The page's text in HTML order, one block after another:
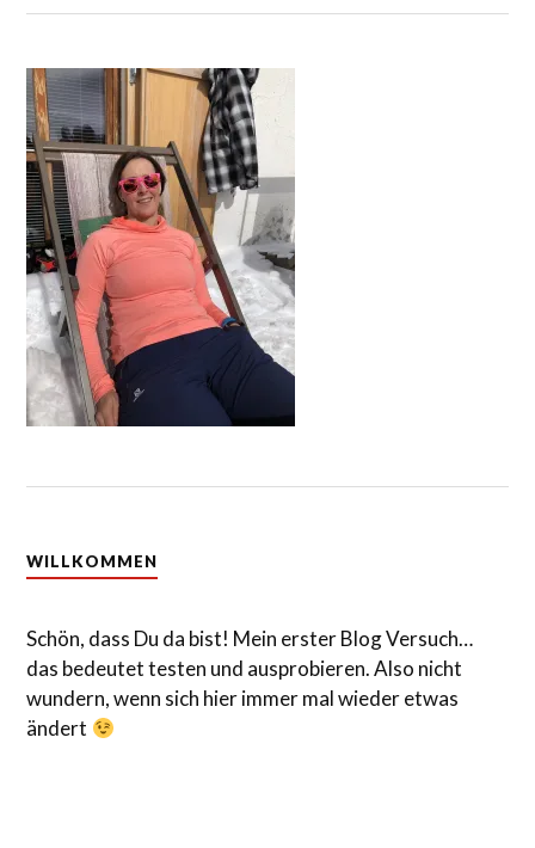
WILLKOMMEN
Schön, dass Du da bist! Mein erster Blog Versuch…
das bedeutet testen und ausprobieren. Also nicht
wundern, wenn sich hier immer mal wieder etwas
ändert